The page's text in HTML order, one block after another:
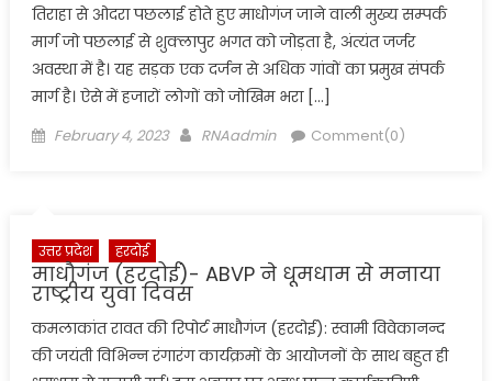
तिराहा से ओदरा पछलाई होते हुए माधोगंज जाने वाली मुख्य सम्पर्क
मार्ग जो पछलाई से शुक्लापुर भगत को जोड़ता है, अंत्यंत जर्जर
अवस्था में है। यह सड़क एक दर्जन से अधिक गांवों का प्रमुख संपर्क
मार्ग है। ऐसे में हजारों लोगों को जोखिम भरा […]
Posted
February 4, 2023 Author
RNAadmin Comment(0)
उत्तर प्रदेश हरदोई
माधौगंज (हरदोई)- ABVP ने धूमधाम से मनाया
राष्ट्रीय युवा दिवस
कमलाकांत रावत की रिपोर्ट माधौगंज (हरदोई): स्वामी विवेकानन्द
की जयंती विभिन्न रंगारंग कार्यक्रमों के आयोजनों के साथ बहुत ही